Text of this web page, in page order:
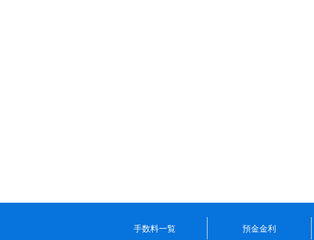
手数料一覧 預金金利